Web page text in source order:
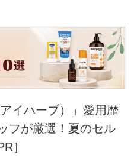
イハーブ）」愛用歴
フが厳選！夏のセル
］